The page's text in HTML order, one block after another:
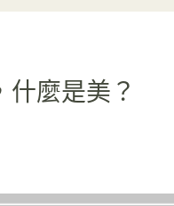
麼是美？